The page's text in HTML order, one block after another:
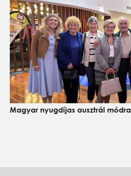
Magyar nyugdíjas ausztrál módra